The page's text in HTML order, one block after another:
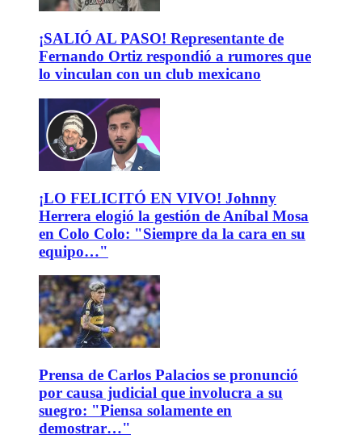
¡SALIÓ AL PASO! Representante de
Fernando Ortiz respondió a rumores que
lo vinculan con un club mexicano
¡LO FELICITÓ EN VIVO! Johnny
Herrera elogió la gestión de Aníbal Mosa
en Colo Colo: "Siempre da la cara en su
equipo…"
Prensa de Carlos Palacios se pronunció
por causa judicial que involucra a su
suegro: "Piensa solamente en
demostrar…"